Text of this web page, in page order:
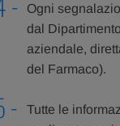
Ogni
dal
aziendale,
del Farmaco).
Tutte le